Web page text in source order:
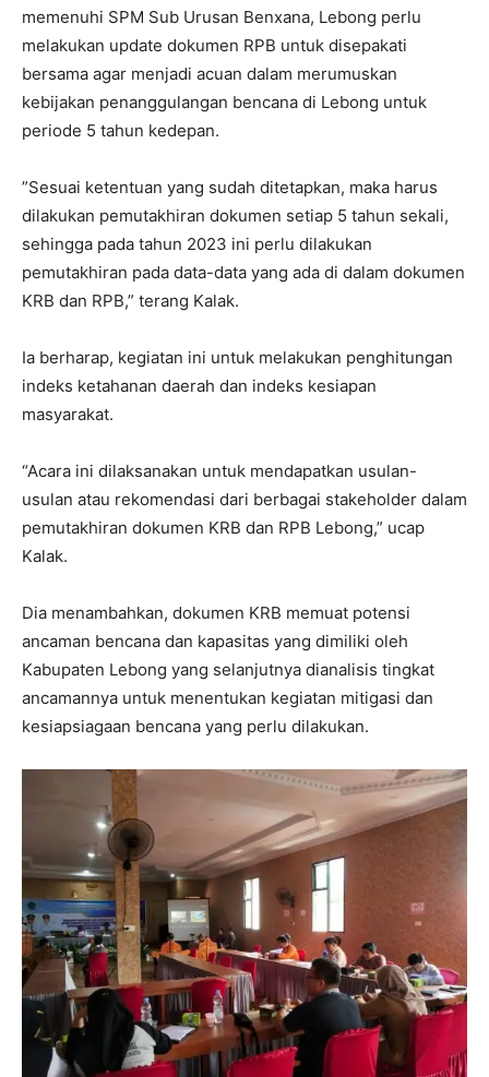
memenuhi SPM Sub Urusan Benxana, Lebong perlu
melakukan update dokumen RPB untuk disepakati
bersama agar menjadi acuan dalam merumuskan
kebijakan penanggulangan bencana di Lebong untuk
periode 5 tahun kedepan.
”Sesuai ketentuan yang sudah ditetapkan, maka harus
dilakukan pemutakhiran dokumen setiap 5 tahun sekali,
sehingga pada tahun 2023 ini perlu dilakukan
pemutakhiran pada data-data yang ada di dalam dokumen
KRB dan RPB,” terang Kalak.
Ia berharap, kegiatan ini untuk melakukan penghitungan
indeks ketahanan daerah dan indeks kesiapan
masyarakat.
“Acara ini dilaksanakan untuk mendapatkan usulan-
usulan atau rekomendasi dari berbagai stakeholder dalam
pemutakhiran dokumen KRB dan RPB Lebong,” ucap
Kalak.
Dia menambahkan, dokumen KRB memuat potensi
ancaman bencana dan kapasitas yang dimiliki oleh
Kabupaten Lebong yang selanjutnya dianalisis tingkat
ancamannya untuk menentukan kegiatan mitigasi dan
kesiapsiagaan bencana yang perlu dilakukan.